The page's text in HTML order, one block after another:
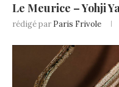
Le Meurice – Yohji
rédigé par Paris Frivole